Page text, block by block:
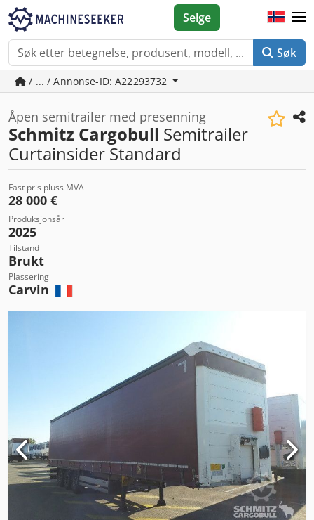
Søk
Selge
/ ... / Annonse-ID: A22293732
Åpen semitrailer med presenning
Schmitz Cargobull Semitrailer
Curtainsider Standard
Fast pris pluss MVA
28 000 €
Produksjonsår
2025
Tilstand
Brukt
Plassering
Carvin